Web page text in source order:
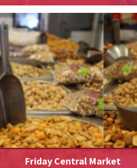
Friday Central Market